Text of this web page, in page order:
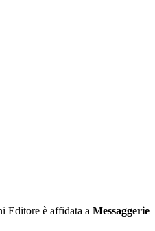
Editore è affidata a Messaggerie